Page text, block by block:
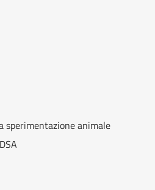
sperimentazione animale